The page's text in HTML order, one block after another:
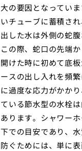
大の要因となってい
いチューブに蓄積さ
出した水は外側の蛇
この際、蛇口の先端
開けた時に初めて底
ースの出し入れを頻
に過度な応力がかか
ている節水型の水栓
あります。シャワー
下での目安であり、
防ぐためには、単に